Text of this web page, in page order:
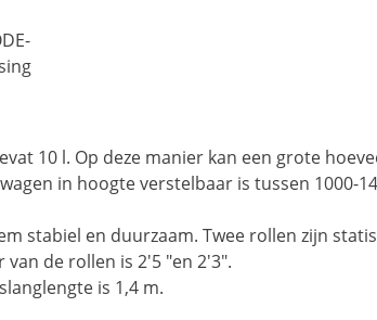
10 l. Op deze manier kan een grote
in hoogte verstelbaar is tussen 1000-
stabiel en duurzaam. Twee rollen zijn
de rollen is 2'5 "en 2'3".
is 1,4 m.